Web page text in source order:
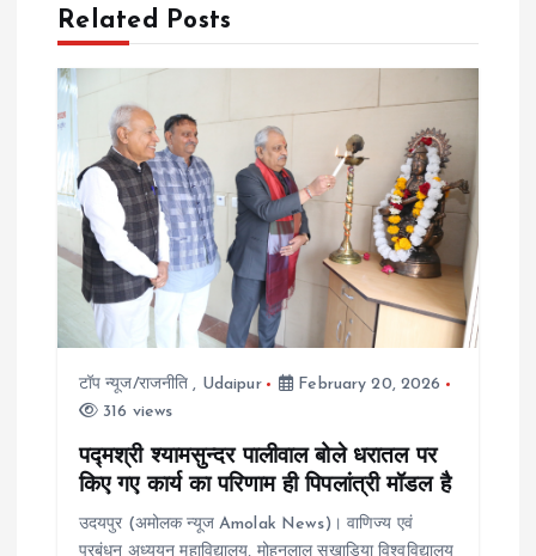
n
a
v
g
a
Related Posts
टॉप न्यूज/राजनीति , Udaipur
February 20, 2026
316 views
पद्मश्री श्यामसुन्दर पालीवाल बोले धरातल पर
किए गए कार्य का परिणाम ही पिपलांत्री मॉडल है
उदयपुर (अमोलक न्यूज Amolak News)। वाणिज्य एवं
प्रबंधन अध्ययन महाविद्यालय, मोहनलाल सुखाड़िया विश्वविद्यालय